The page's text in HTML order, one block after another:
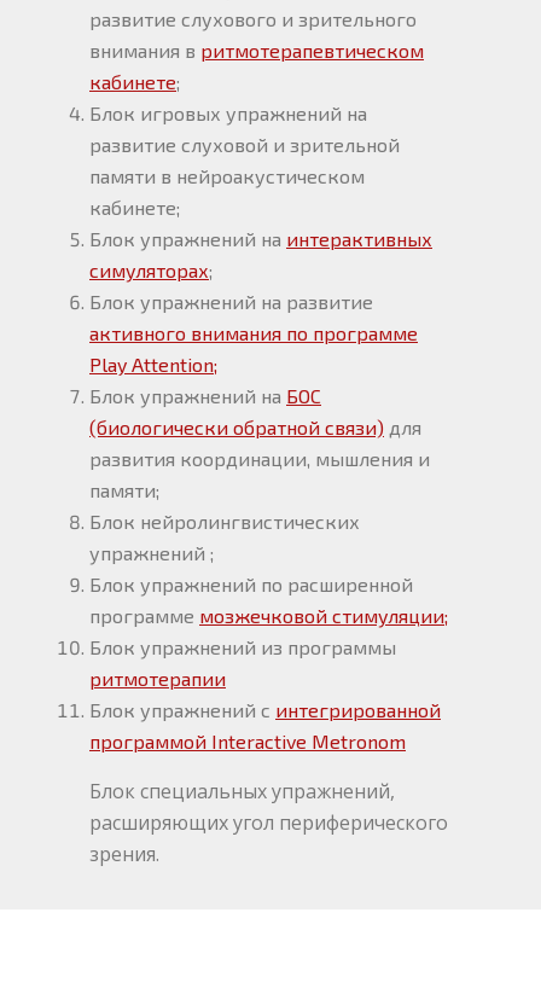
развитие слухового и зрительного
внимания в ритмотерапевтическом
кабинете;
Блок игровых упражнений на
развитие слуховой и зрительной
памяти в нейроакустическом
кабинете;
Блок упражнений на интерактивных
симуляторах;
Блок упражнений на развитие
активного внимания по программе
Play Attention;
Блок упражнений на БОС
(биологически обратной связи) для
развития координации, мышления и
памяти;
Блок нейролингвистических
упражнений ;
Блок упражнений по расширенной
программе мозжечковой стимуляции;
Блок упражнений из программы
ритмотерапии
Блок упражнений с интегрированной
программой Interactive Metronom
Блок специальных упражнений,
расширяющих угол периферического
зрения.